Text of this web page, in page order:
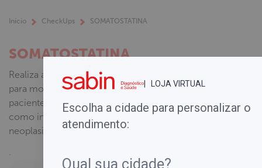
Início CheckUps SOMATOSTATINA
SOMATOSTATINA
Realiza a dosagem de somatostatina
para monitoração terapêutica de
pacientes que usam o medicamento
como inibidor de GH e em
neoplasias.
| LOJA VIRTUAL
Escolha a cidade para personalizar o
atendimento: